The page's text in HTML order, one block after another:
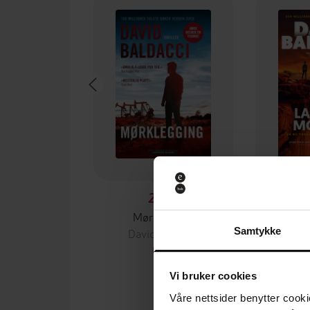
Samtykke
Vi bruker cookies
Våre nettsider benytter
229,-
Mørklegging
David Baldacci
EBOK